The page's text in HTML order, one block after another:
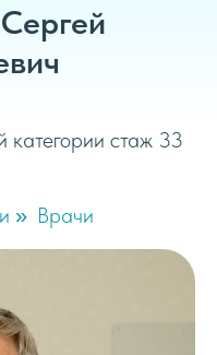
категории стаж 33
» Врачи